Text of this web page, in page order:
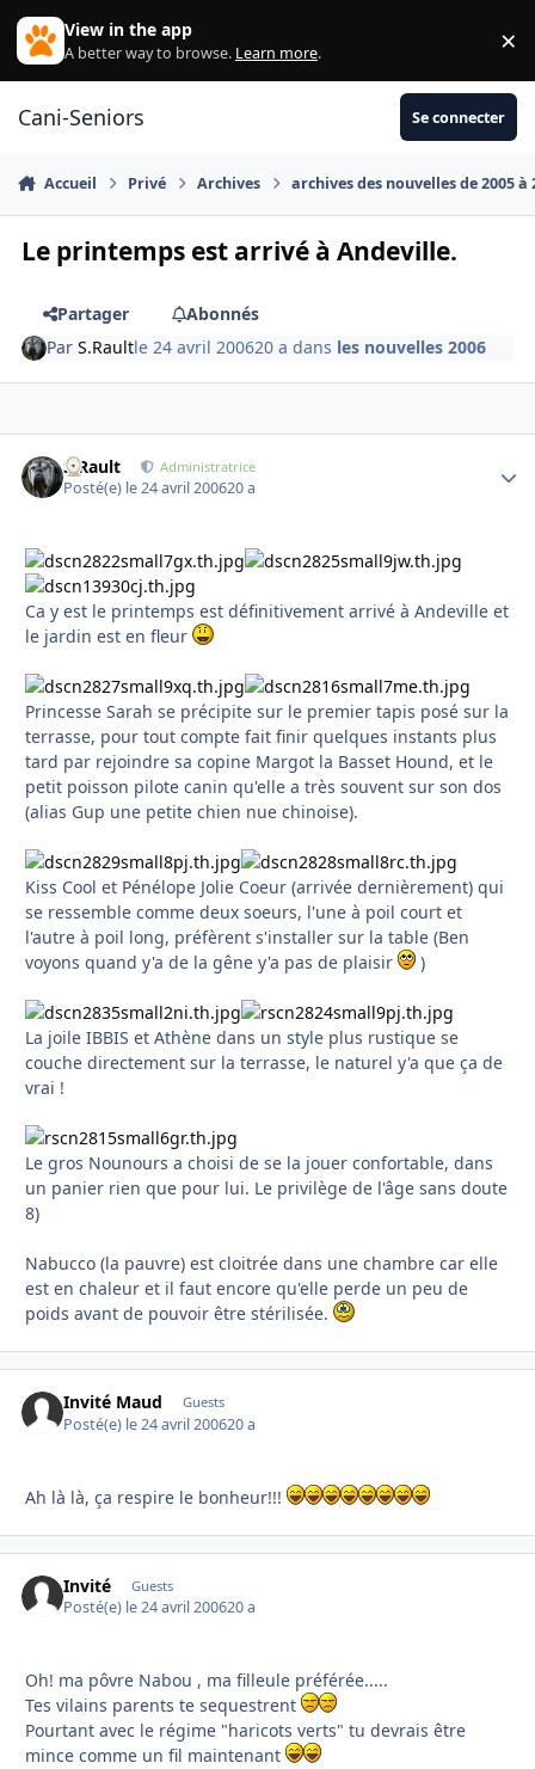
Aller au contenu
View in the app
A better way to browse. Learn more. ×
Cani-Seniors Se connecter
Accueil Privé Archives archives des nouvelles de 2005 à
Le printemps est arrivé à Andeville.
Partager
Abonnés
ParS.Raultle 24 avril 200620 a dans les nouvelles 2006
S.Rault Administratrice
Posté(e) le 24 avril 200620 a
Ca y est le printemps est définitivement arrivé à Andeville et
le jardin est en fleur
Princesse Sarah se précipite sur le premier tapis posé sur la
terrasse, pour tout compte fait finir quelques instants plus
tard par rejoindre sa copine Margot la Basset Hound, et le
petit poisson pilote canin qu'elle a très souvent sur son dos
(alias Gup une petite chien nue chinoise).
Kiss Cool et Pénélope Jolie Coeur (arrivée dernièrement) qui
se ressemble comme deux soeurs, l'une à poil court et
l'autre à poil long, préfèrent s'installer sur la table (Ben
voyons quand y'a de la gêne y'a pas de plaisir
)
La joile IBBIS et Athène dans un style plus rustique se
couche directement sur la terrasse, le naturel y'a que ça de
vrai !
Le gros Nounours a choisi de se la jouer confortable, dans
un panier rien que pour lui. Le privilège de l'âge sans doute
8)
Nabucco (la pauvre) est cloitrée dans une chambre car elle
est en chaleur et il faut encore qu'elle perde un peu de
poids avant de pouvoir être stérilisée.
Invité Maud Guests
Posté(e) le 24 avril 200620 a
Ah là là, ça respire le bonheur!!!
Invité Guests
Posté(e) le 24 avril 200620 a
Oh! ma pôvre Nabou , ma filleule préférée.....
Tes vilains parents te sequestrent
Pourtant avec le régime "haricots verts" tu devrais être
mince comme un fil maintenant